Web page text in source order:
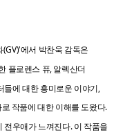
(GV)'에서 박찬욱 감독은
플로렌스 퓨, 알렉산더
들에 대한 흥미로운 이야기,
작품에 대한 이해를 도왔다.
전우애가 느껴진다. 이 작품을